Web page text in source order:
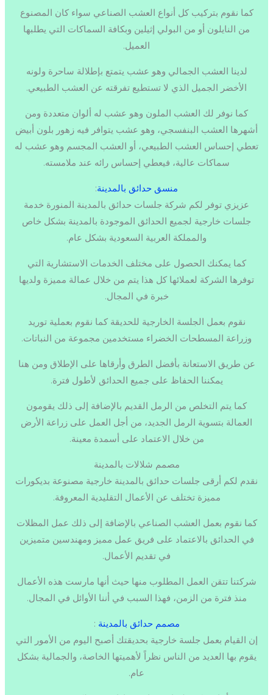
كما نقوم بتركيب كل أنواع العشب الصناعي سواء كان المصنوع
من النايلون أو من البولي إثيلين وبكافة السماكات التي يطلبها
العميل.
لدينا العشب الجمالي وهو عشب يتمتع بإطلالة ساحرة ولونه
الأخضر الجميل الذي لا تستطيع تفرقته عن العشب الطبيعي.
كما نوفر لك العشب الملون وهو عشب له ألوان متعددة ومن
أشهرها العشب البنفسجي، وهو عشب يتوافر فيه زهور بلون أبيض
تعطي إحساس العشب الطبيعي، أو العشب المجسم وهو عشب له
سماكات عالية، فيعطي إحساس رائه عند ملامسته.
منسق حدائق بالمدينة:
عزيزي توفر لكم شركة جلسات حدائق بالمدينة المنورة خدمة
جلسات خارجية لجميع الحدائق الموجودة بالمدينة بشكل خاص
والمملكة العربية السعودية بشكل عام.
كما يمكنك الحصول على مختلف الخدمات الاستشارية التي
توفرها الشركة لعملائها كل هذا يتم من خلال عمالة مميزة ولديها
خبرة في المجال.
نقوم بعمل الجلسة الخارجية للحديقة كما نقوم بعملية توريد
وزراعة المسطحات الخضراء مستخدمين مجموعة من النباتات.
عن طريق الاستعانة بأفضل الطرق وأرقاها على الإطلاق ومن هنا
يمكننا الحفاظ على جميع الحدائق لأطول فترة.
كما يتم التخلص من الرمل القديم بالإضافة إلى ذلك يقومون
العمالة بتسوية الرمل الجديد، من أجل العمل على زراعة الأرض
من خلال الاعتماد على أسمدة معينة.
مصمم شلالات بالمدينة
نقدم لكم أرقى جلسات حدائق بالمدينة خارجية مصنوعة بديكورات
مميزة تختلف عن الأعمال التقليدية المعروفة.
كما نقوم بعمل العشب الصناعي بالإضافة إلى ذلك عمل المظلات
في الحدائق بالاعتماد على فريق عمل مميز ومهندسين متميزين
في تقديم الأعمال.
شركتنا تتقن العمل المطلوب منها حيث أنها مارست هذه الأعمال
منذ فترة من الزمن، فهذا السبب في أننا الأوائل في المجال.
مصمم حدائق بالمدينة :
إن القيام بعمل جلسة خارجية بحديقتك أصبح اليوم من الأمور التي
يقوم بها العديد من الناس نظراً لأهميتها الخاصة، والجمالية بشكل
عام.